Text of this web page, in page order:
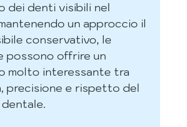
dei denti visibili nel
un approccio il
conservativo, le
possono offrire un
molto interessante tra
precisione e rispetto del